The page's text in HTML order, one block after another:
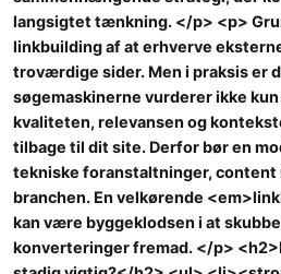
langsigtet tænkning. </p> <p>
linkbuilding af at erhverve
troværdige sider. Men i praksis er
søgemaskinerne vurderer ikke kun
kvaliteten, relevansen og
tilbage til dit site. Derfor bør en
tekniske foranstaltninger, content
branchen. En velkørende
kan være byggeklodsen i at
konverteringer fremad. </p>